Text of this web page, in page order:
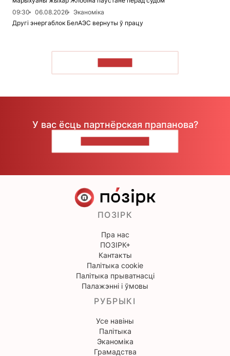
09:30
06.08.2026
Эканоміка
Другі энергаблок БелАЭС вернуты ў працу
У вас ёсць партнёрская прапанова?
ПОЗІРК
Пра нас
ПОЗІРК+
Кантакты
Палітыка cookie
Палітыка прыватнасці
Палажэнні і ўмовы
РУБРЫКІ
Усе навіны
Палітыка
Эканоміка
Грамадства